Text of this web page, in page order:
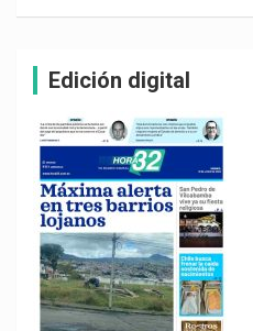
Edición digital